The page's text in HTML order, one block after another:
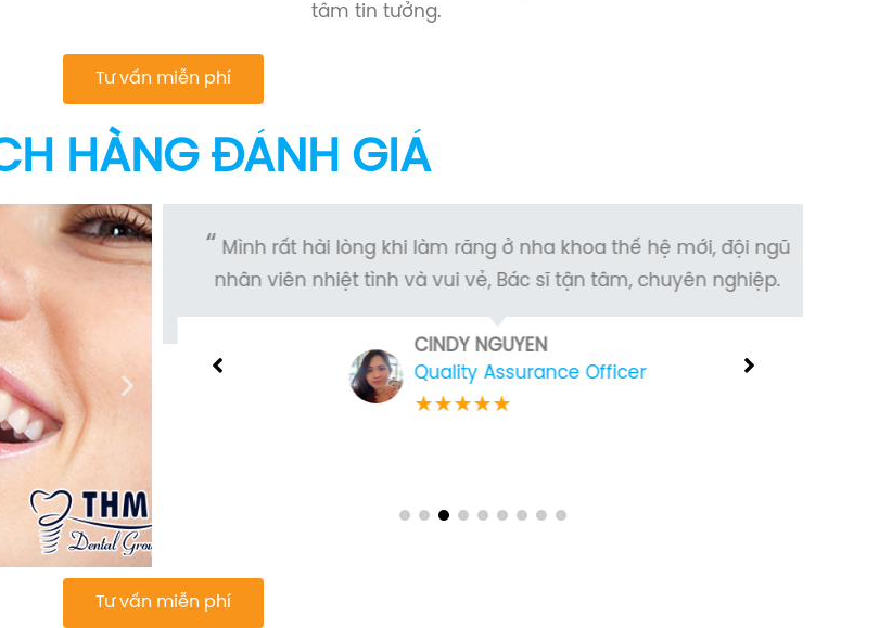
tâm tin tưởng.
Tư vấn miễn phí
HÀNG ĐÁNH GIÁ
và bác sĩ phục
nhân hiện
Mình rất hài lòng khi làm răng ở nha khoa thế hệ mới, đội ngũ
nhân viên nhiệt tình và vui vẻ, Bác sĩ tận tâm, chuyên nghiệp.
CINDY NGUYEN
Quality Assurance Officer
★★★★★
Tư vấn miễn phí